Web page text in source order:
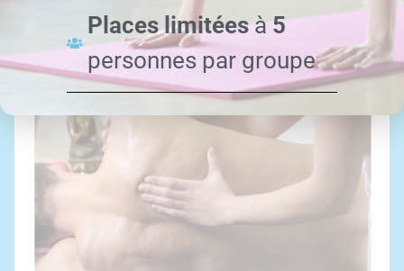
Places limitéesà5
personnes par groupe